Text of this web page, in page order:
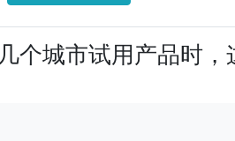
个城市试用产品时，